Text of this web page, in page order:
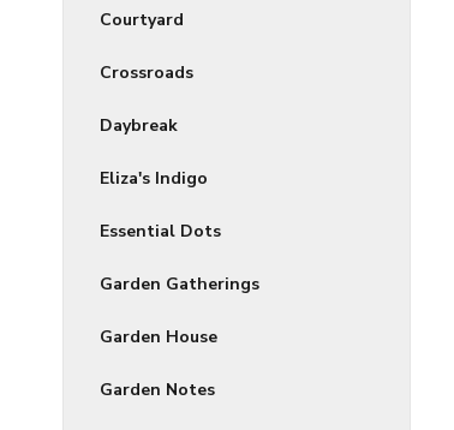
Courtyard
Crossroads
Daybreak
Eliza's Indigo
Essential Dots
Garden Gatherings
Garden House
Garden Notes